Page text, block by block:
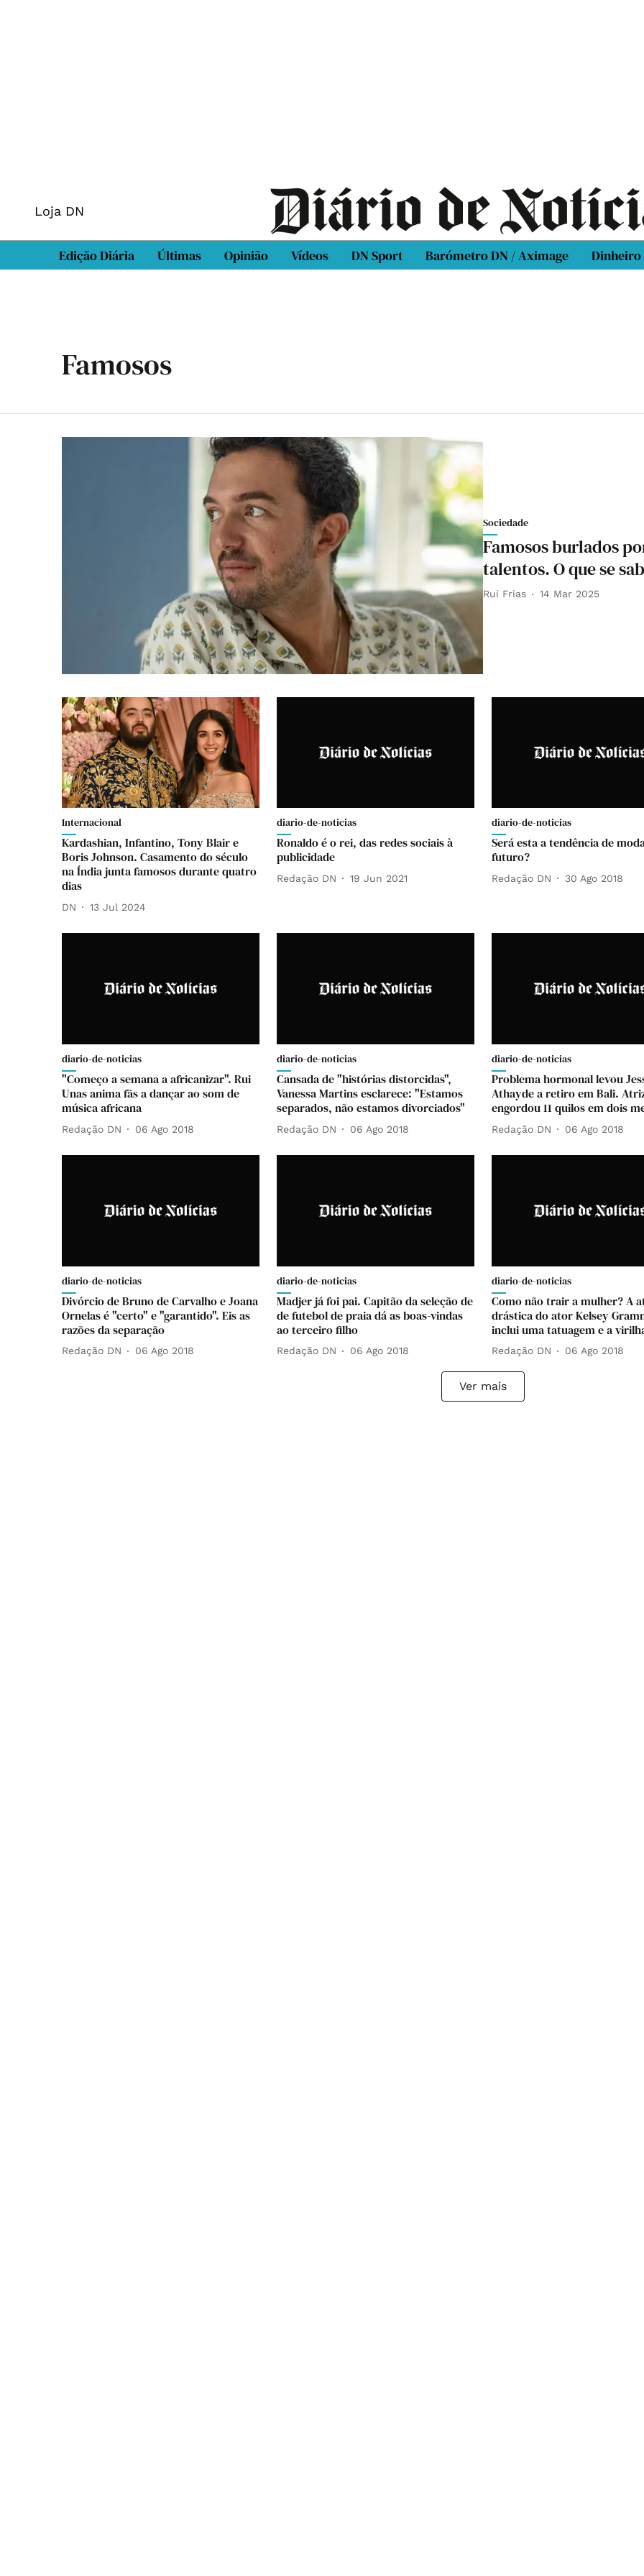
Loja DN
Edição Diária Últimas Opinião Vídeos DN Sport Barómetro DN / Aximage Dinheiro
Famosos
Sociedade
Famosos burlados
talentos. O que se
Rui Frias 14 Mar 2025
Internacional
Kardashian, Infantino, Tony Blair e
Boris Johnson. Casamento do século
na Índia junta famosos durante quatro
dias
DN 13 Jul 2024
diario-de-noticias
Ronaldo é o rei, das redes sociais à
publicidade
Redação DN 19 Jun 2021
diario-de-noticias
Será esta a tendência de
futuro?
Redação DN 30 Ago 2018
diario-de-noticias
"Começo a semana a africanizar". Rui
Unas anima fãs a dançar ao som de
música africana
Redação DN 06 Ago 2018
diario-de-noticias
Cansada de "histórias distorcidas",
Vanessa Martins esclarece: "Estamos
separados, não estamos divorciados"
Redação DN 06 Ago 2018
diario-de-noticias
Problema hormonal levou
Athayde a retiro em Bali.
engordou 11 quilos em dois
Redação DN 06 Ago 2018
diario-de-noticias
Divórcio de Bruno de Carvalho e Joana
Ornelas é "certo" e "garantido". Eis as
razões da separação
Redação DN 06 Ago 2018
diario-de-noticias
Madjer já foi pai. Capitão da seleção de
de futebol de praia dá as boas-vindas
ao terceiro filho
Redação DN 06 Ago 2018
diario-de-noticias
Como não trair a mulher? A
drástica do ator Kelsey
inclui uma tatuagem e a
Redação DN 06 Ago 2018
Ver mais